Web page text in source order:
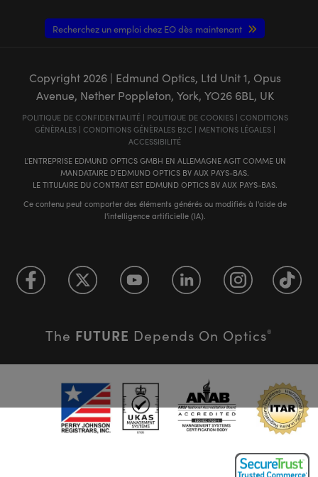
Recherchez un emploi chez EO dès maintenant
Copyright 2026| Edmund Optics, Ltd Unit 1, Opus
Avenue, Nether Poppleton, York, YO26 6BL, UK
POLITIQUE DE CONFIDENTIALITÉ| POLITIQUE DE COOKIES| CONDITIONS
GÉNÈRALES| CONDITIONS GÉNÈRALES B2C | MENTIONS LÉGALES|
ACCESSIBILITÉ
L'ENTREPRISE EDMUND OPTICS GMBH EN ALLEMAGNE AGIT COMME UN
MANDATAIRE D'EDMUND OPTICS BV AUX PAYS-BAS.
LE TITULAIRE DU CONTRAT EST EDMUND OPTICS BV AUX PAYS-BAS.
Ce contenu peut comporter des éléments générés ou modifiés à l'aide de
l'intelligence artificielle (IA).
The FUTURE Depends On Optics®